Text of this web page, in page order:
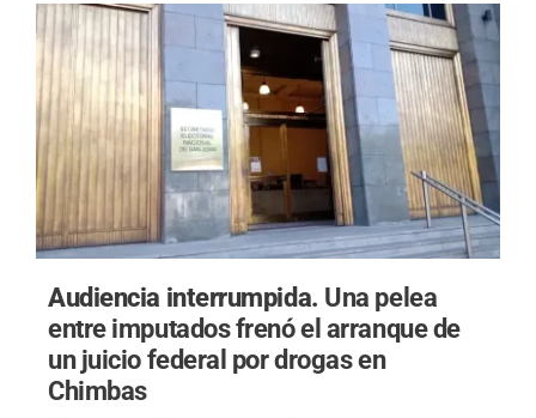
Audiencia interrumpida. Una pelea
entre imputados frenó el arranque de
un juicio federal por drogas en
Chimbas